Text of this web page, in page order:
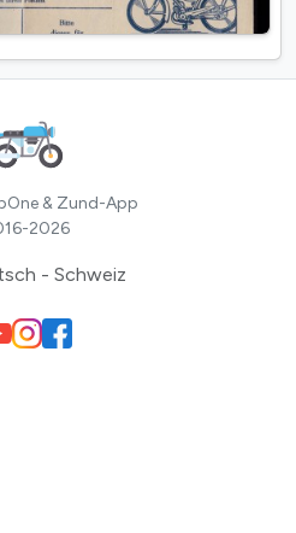
& Zund-App
2026
- Schweiz